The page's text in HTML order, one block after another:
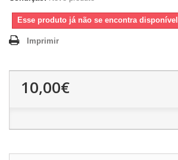
Esse produto já não se encontra disponível
Imprimir
10,00€